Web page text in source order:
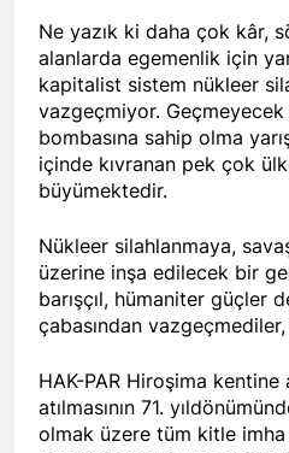
1
HAK-
üyesi
1 Yıl
1 Yıl Ago
HAK-
tarihin
1 Yıl Ago
1
Ne yazık ki daha çok kâr,
alanlarda egemenlik için
kapitalist sistem nükleer
vazgeçmiyor.
bombasına sahip olma
içinde kıvranan pek çok
büyümektedir.
Nükleer silahlanmaya,
üzerine inşa edilecek bir
barışçıl, hümaniter güçler
çabasından
HAK-PAR Hiroşima kentine
atılmasının 71.
olmak üzere tüm kitle imha